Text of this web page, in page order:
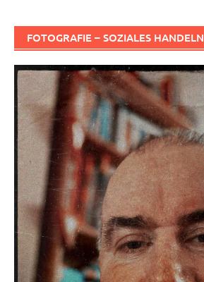
FOTOGRAFIE – SOZIALES HANDELN